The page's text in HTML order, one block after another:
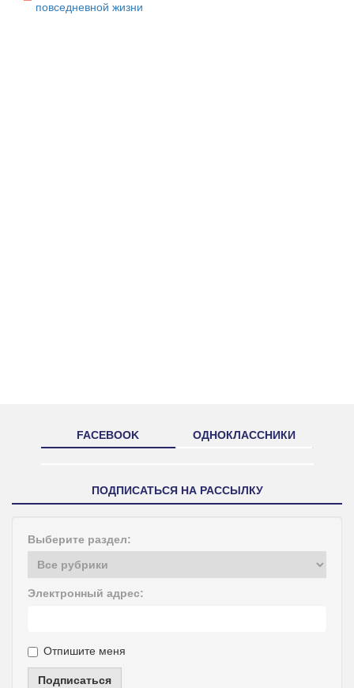
повседневной жизни
FACEBOOK ОДНОКЛАССНИКИ
ПОДПИСАТЬСЯ НА РАССЫЛКУ
Выберите раздел:
Электронный адрес:
Отпишите меня
Подписаться